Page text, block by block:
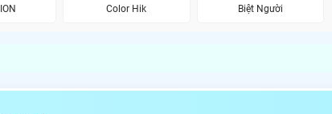
Color Hik
Biệt Người